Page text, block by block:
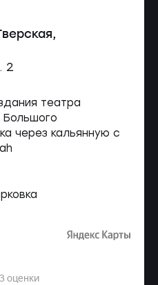
,
2
театра
через кальянную с